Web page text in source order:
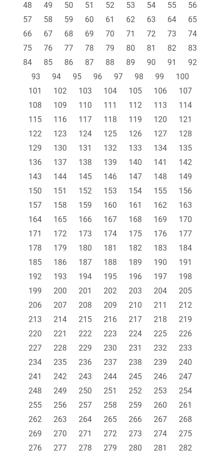
48
49 50 51 52 53 54 55
56
57
58 59 60 61 62 63 64
65
66
67 68 69 70 71 72 73
74
75
76 77 78 79 80 81 82
83
84
85 86 87 88 89 90 91
92
93
94 95 96 97 98 99
100
101
102 103 104 105 106
107
108
109 110 111 112 113
114
115
116 117 118 119 120
121
122
123 124 125 126 127
128
129
130 131 132 133 134
135
136
137 138 139 140 141
142
143
144 145 146 147 148
149
150
151 152 153 154 155
156
157
158 159 160 161 162
163
164
165 166 167 168 169
170
171
172 173 174 175 176
177
178
179 180 181 182 183
184
185
186 187 188 189 190
191
192
193 194 195 196 197
198
199
200 201 202 203 204
205
206
207 208 209 210 211
212
213
214 215 216 217 218
219
220
221 222 223 224 225
226
227
228 229 230 231 232
233
234
235 236 237 238 239
240
241
242 243 244 245 246
247
248
249 250 251 252 253
254
255
256 257 258 259 260
261
262
263 264 265 266 267
268
269
270 271 272 273 274
275
276
277 278 279 280 281
282